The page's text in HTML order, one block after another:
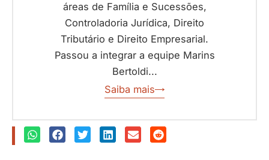
áreas de Família e Sucessões,
Controladoria Jurídica, Direito
Tributário e Direito Empresarial.
Passou a integrar a equipe Marins
Bertoldi...
Saiba mais